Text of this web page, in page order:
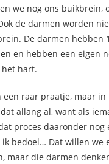
we nog ons buikbrein,
de darmen worden
De darmen hebben
en hebben een eigen
hart.
een raar praatje, maar
allang al, want als
proces daaronder nog
bedoel… Dat willen we
maar die darmen